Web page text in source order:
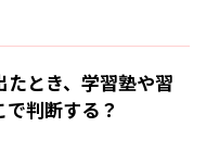
たとき、学習塾や習
判断する？